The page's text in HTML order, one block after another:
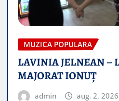
MUZICA POPULARA
LAVINIA JELNEAN –
MAJORAT IONUŢ
admin aug. 2, 2026